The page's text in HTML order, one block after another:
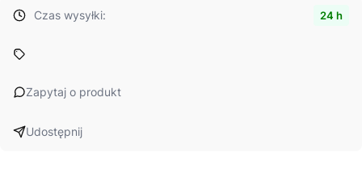
Czas wysyłki: 24 h
Zapytaj o produkt
Udostępnij